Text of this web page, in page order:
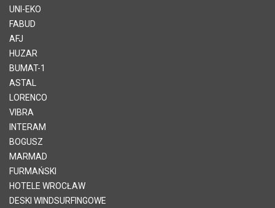
UNI-EKO
FABUD
AFJ
HUZAR
BUMAT-1
ASTAL
LORENCO
VIBRA
INTERAM
BOGUSZ
MARMAD
FURMAŃSKI
HOTELE WROCŁAW
DESKI WINDSURFINGOWE